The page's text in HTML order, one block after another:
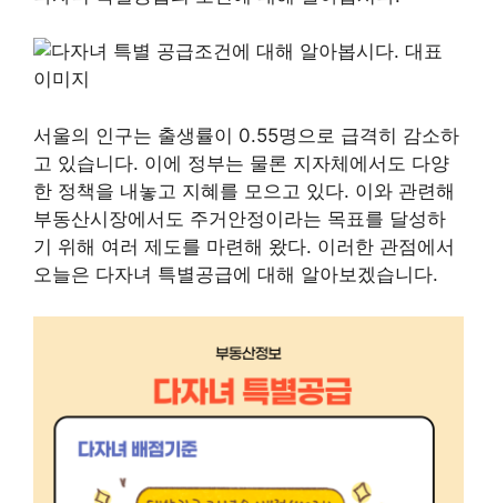
서울의 인구는 출생률이 0.55명으로 급격히 감소하
고 있습니다. 이에 정부는 물론 지자체에서도 다양
한 정책을 내놓고 지혜를 모으고 있다. 이와 관련해
부동산시장에서도 주거안정이라는 목표를 달성하
기 위해 여러 제도를 마련해 왔다. 이러한 관점에서
오늘은 다자녀 특별공급에 대해 알아보겠습니다.